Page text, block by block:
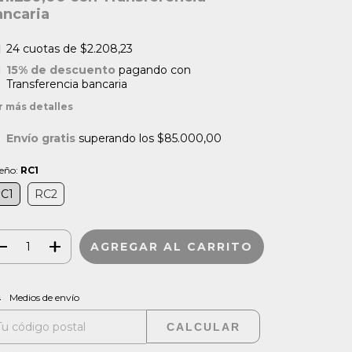
24 cuotas de $2.208,23
15% de descuento pagando con
Transferencia bancaria
más detalles
Envío gratis superando los $85.000,00
RC1
RC2
para el CP:
Medios de envío
CALCULAR